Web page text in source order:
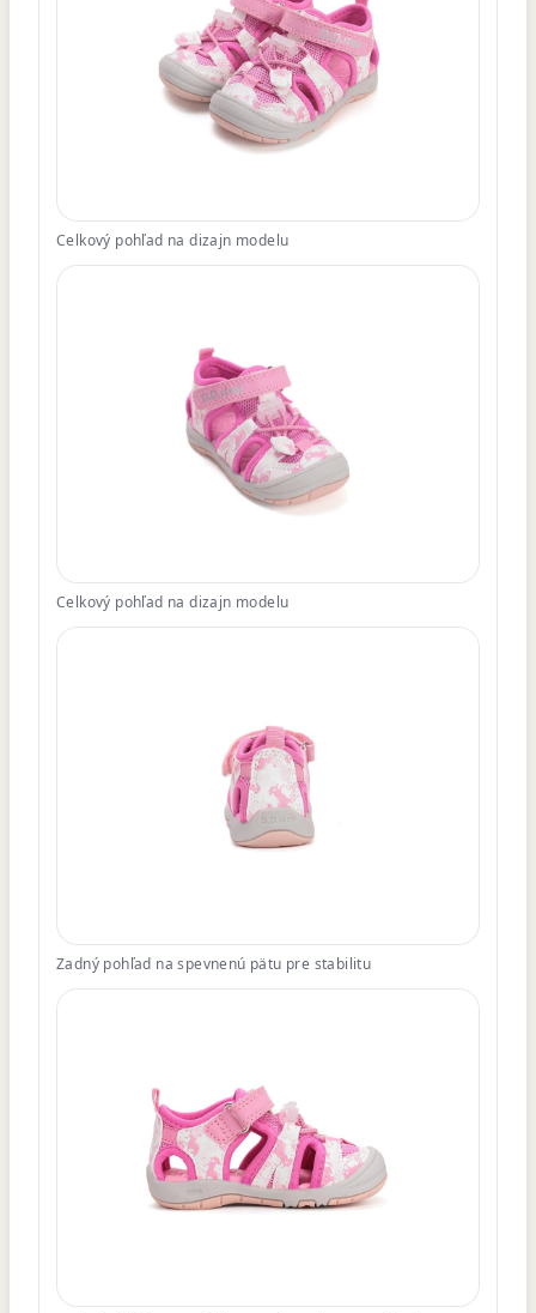
Celkový pohľad na dizajn modelu
Celkový pohľad na dizajn modelu
Zadný pohľad na spevnenú pätu pre stabilitu